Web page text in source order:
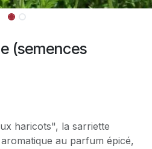
(semences
haricots", la sarriette
au parfum épicé,